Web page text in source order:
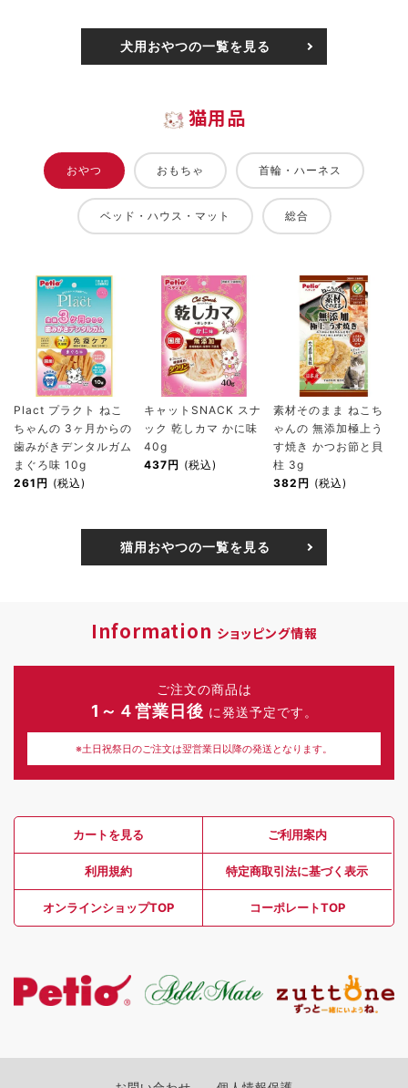
犬用おやつの一覧を見る
猫用品
おやつ おもちゃ 首輪・ハーネス
ベッド・ハウス・マット 総合
Plact プラクト ねこ
ちゃんの 3ヶ月からの
歯みがきデンタルガム
まぐろ味 10g
261円 (税込)
キャットSNACK スナ
ック 乾しカマ かに味
40g
437円 (税込)
素材そのまま ねこち
ゃんの 無添加極上う
す焼き かつお節と貝
柱 3g
382円 (税込)
猫用おやつの一覧を見る
Information ショッピング情報
ご注文の商品は
1～４営業日後 に発送予定です。
※土日祝祭日のご注文は翌営業日以降の発送となります。
カートを見る ご利用案内
利用規約 特定商取引法に基づく表示
オンラインショップTOP コーポレートTOP